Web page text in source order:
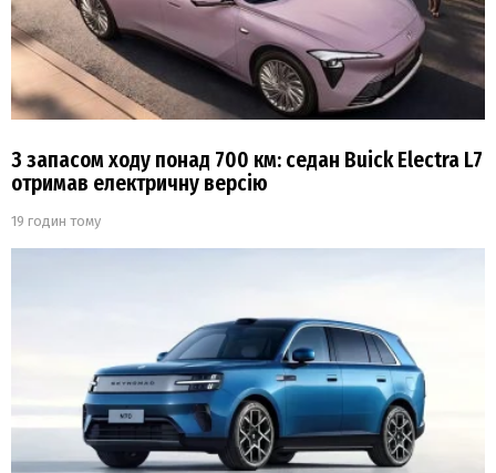
З запасом ходу понад 700 км: седан Buick Electra L7
отримав електричну версію
19 годин тому